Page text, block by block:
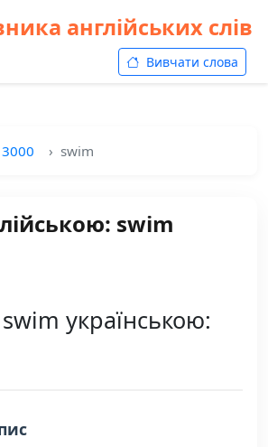
англійських слів
Вивчати слова
swim
swim
українською: